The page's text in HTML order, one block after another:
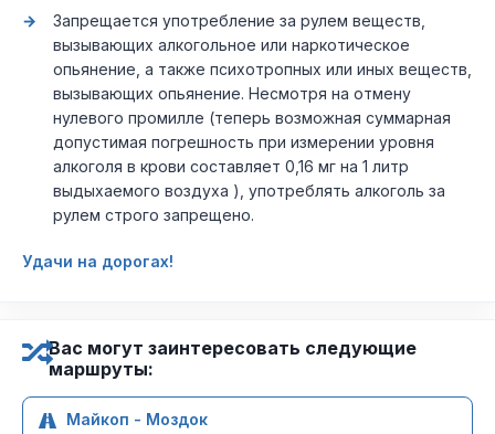
Запрещается употребление за рулем веществ,
вызывающих алкогольное или наркотическое
опьянение, а также психотропных или иных веществ,
вызывающих опьянение. Несмотря на отмену
нулевого промилле (теперь возможная суммарная
допустимая погрешность при измерении уровня
алкоголя в крови составляет 0,16 мг на 1 литр
выдыхаемого воздуха ), употреблять алкоголь за
рулем строго запрещено.
Удачи на дорогах!
Вас могут заинтересовать следующие
маршруты:
Майкоп - Моздок